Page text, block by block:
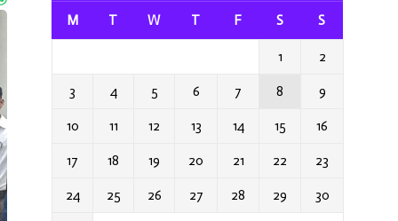
M T W T F S S
1 2
3 4 5 6 7 8 9
10 11 12 13 14 15 16
17 18 19 20 21 22 23
24 25 26 27 28 29 30